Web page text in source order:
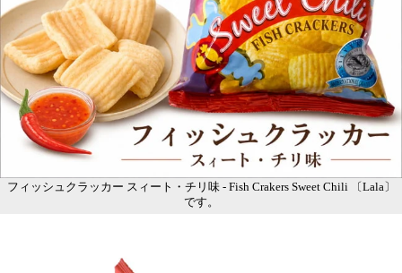
フィッシュクラッカー スィート・チリ味 - Fish Crakers Sweet Chili 〔Lala〕
です。